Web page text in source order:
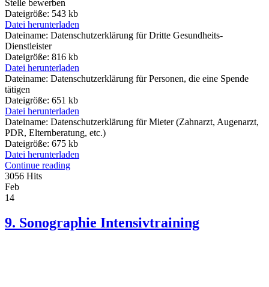
Stelle bewerben
Dateigröße: 543 kb
Datei herunterladen
Dateiname: Datenschutzerklärung für Dritte Gesundheits-
Dienstleister
Dateigröße: 816 kb
Datei herunterladen
Dateiname: Datenschutzerklärung für Personen, die eine Spende
tätigen
Dateigröße: 651 kb
Datei herunterladen
Dateiname: Datenschutzerklärung für Mieter (Zahnarzt, Augenarzt,
PDR, Elternberatung, etc.)
Dateigröße: 675 kb
Datei herunterladen
Continue reading
3056 Hits
Feb
14
9. Sonographie Intensivtraining